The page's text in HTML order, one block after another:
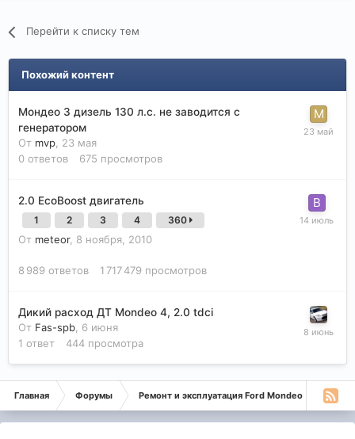
Перейти к списку тем
Похожий контент
Мондео 3 дизель 130 л.с. не заводится с
генератором
От mvp 23 мая
0 ответов 675 просмотров
2.0 EcoBoost двигатель
1 2 3 4 360
От meteor, 8 ноября, 2010
8 989 ответов 1 717 479 просмотров
Дикий расход ДТ Mondeo 4, 2.0 tdci
От Fas-spb 6 июня
1 ответ 444 просмотра
Главная Форумы Ремонт и эксплуатация Ford Mondeo